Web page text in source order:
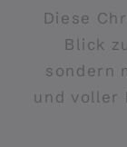
Diese
Blick
sondern
und voller